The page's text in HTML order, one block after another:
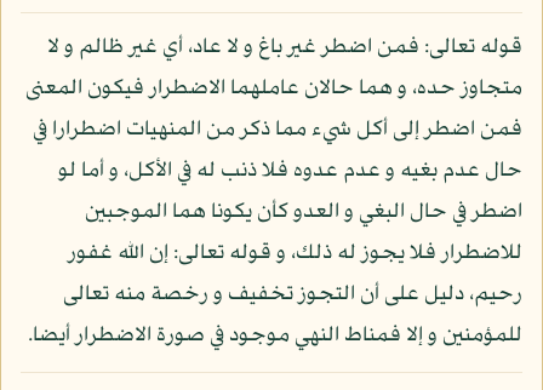
قوله تعالى: فمن اضطر غير باغ و لا عاد، أي غير ظالم و لا
متجاوز حده، و هما حالان عاملهما الاضطرار فيكون المعنى
فمن اضطر إلى أكل شيء مما ذكر من المنهيات اضطرارا في
حال عدم بغيه و عدم عدوه فلا ذنب له في الأكل، و أما لو
اضطر في حال البغي و العدو كأن يكونا هما الموجبين
للاضطرار فلا يجوز له ذلك، و قوله تعالى: إن الله غفور
رحيم، دليل على أن التجوز تخفيف و رخصة منه تعالى
للمؤمنين و إلا فمناط النهي موجود في صورة الاضطرار أيضا.